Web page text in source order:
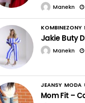
Manekn
KOMBINEZONY
Jakie Buty
Manekn
JEANSY MODA
Mom Fit –